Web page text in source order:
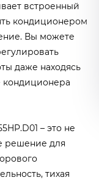
встроенный
кондиционером
Вы можете
даже находясь
кондиционера
– это не
решение для
тихая